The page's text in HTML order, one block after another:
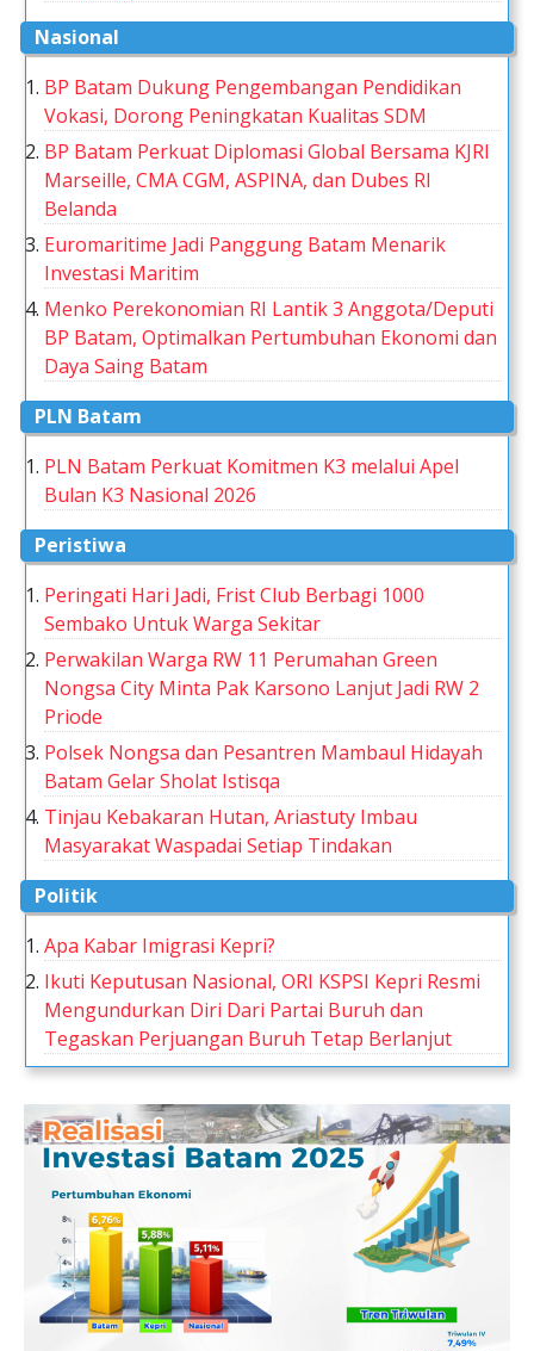
Nasional
BP Batam Dukung Pengembangan Pendidikan
Vokasi, Dorong Peningkatan Kualitas SDM
BP Batam Perkuat Diplomasi Global Bersama KJRI
Marseille, CMA CGM, ASPINA, dan Dubes RI
Belanda
Euromaritime Jadi Panggung Batam Menarik
Investasi Maritim
Menko Perekonomian RI Lantik 3 Anggota/Deputi
BP Batam, Optimalkan Pertumbuhan Ekonomi dan
Daya Saing Batam
PLN Batam
PLN Batam Perkuat Komitmen K3 melalui Apel
Bulan K3 Nasional 2026
Peristiwa
Peringati Hari Jadi, Frist Club Berbagi 1000
Sembako Untuk Warga Sekitar
Perwakilan Warga RW 11 Perumahan Green
Nongsa City Minta Pak Karsono Lanjut Jadi RW 2
Priode
Polsek Nongsa dan Pesantren Mambaul Hidayah
Batam Gelar Sholat Istisqa
Tinjau Kebakaran Hutan, Ariastuty Imbau
Masyarakat Waspadai Setiap Tindakan
Politik
Apa Kabar Imigrasi Kepri?
Ikuti Keputusan Nasional, ORI KSPSI Kepri Resmi
Mengundurkan Diri Dari Partai Buruh dan
Tegaskan Perjuangan Buruh Tetap Berlanjut